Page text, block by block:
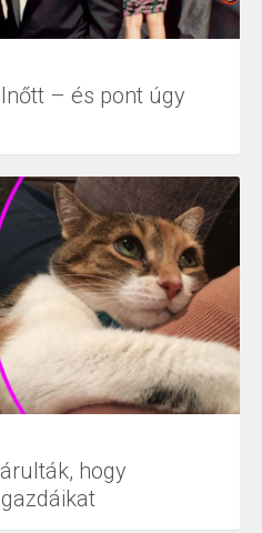
– és pont úgy
hogy